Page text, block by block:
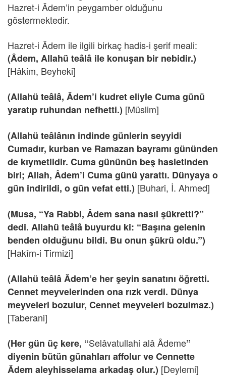
Hazret-i Âdem’in peygamber olduğunu
göstermektedir.
Hazret-i Âdem ile ilgili birkaç hadis-i şerif meali:
(Âdem, Allahü teâlâ ile konuşan bir nebidir.)
[Hâkim, Beyheki]
(Allahü teâlâ, Âdem’i kudret eliyle Cuma günü
yaratıp ruhundan nefhetti.) [Müslim]
(Allahü teâlânın indinde günlerin seyyidi
Cumadır, kurban ve Ramazan bayramı gününden
de kıymetlidir. Cuma gününün beş hasletinden
biri; Allah, Âdem’i Cuma günü yarattı. Dünyaya o
gün indirildi, o gün vefat etti.) [Buhari, İ. Ahmed]
(Musa, “Ya Rabbi, Âdem sana nasıl şükretti?”
dedi. Allahü teâlâ buyurdu ki: “Başına gelenin
benden olduğunu bildi. Bu onun şükrü oldu.”)
[Hakîm-i Tirmizi]
(Allahü teâlâ Âdem’e her şeyin sanatını öğretti.
Cennet meyvelerinden ona rızk verdi. Dünya
meyveleri bozulur, Cennet meyveleri bozulmaz.)
[Taberani]
(Her gün üç kere, “Selâvatullahi alâ Âdeme”
diyenin bütün günahları affolur ve Cennette
Âdem aleyhisselama arkadaş olur.) [Deylemi]